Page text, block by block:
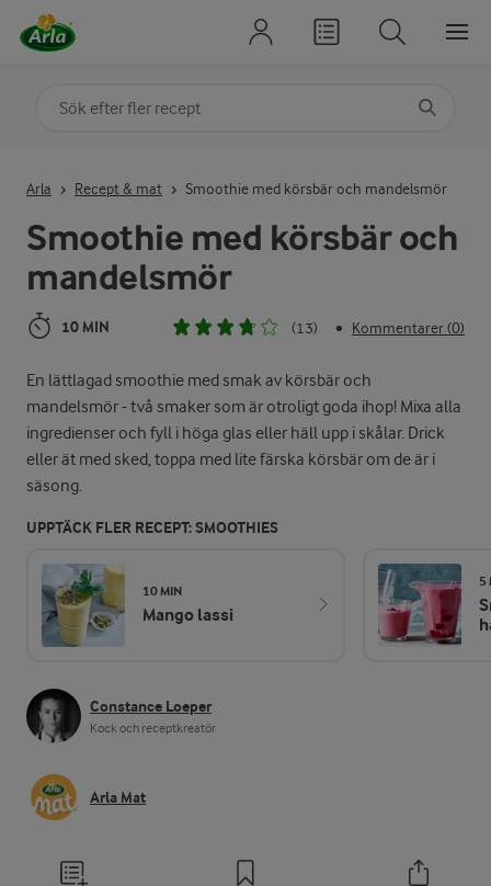
Smoothie med körsbär och
mandelsmör
10 MIN (13) • Kommentarer (0)
En lättlagad smoothie med smak av körsbär och
mandelsmör - två smaker som är otroligt goda ihop! Mixa alla
ingredienser och fyll i höga glas eller häll upp i skålar. Drick
eller ät med sked, toppa med lite färska körsbär om de är i
säsong.
UPPTÄCK FLER RECEPT: SMOOTHIES
10 MIN
Mango lassi
5
Constance Loeper
Kock och receptkreatör
Arla Mat
Arla Recept & mat Smoothie med körsbär och mandelsmör
Sök på kategori eller ingrediens